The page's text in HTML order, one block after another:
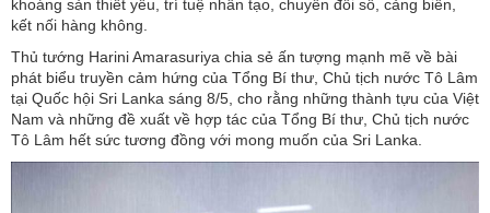
khoáng sản thiết yếu, trí tuệ nhân tạo, chuyển đổi số, cảng biển,
kết nối hàng không.
Thủ tướng Harini Amarasuriya chia sẻ ấn tượng mạnh mẽ về bài
phát biểu truyền cảm hứng của Tổng Bí thư, Chủ tịch nước Tô Lâm
tại Quốc hội Sri Lanka sáng 8/5, cho rằng những thành tựu của Việt
Nam và những đề xuất về hợp tác của Tổng Bí thư, Chủ tịch nước
Tô Lâm hết sức tương đồng với mong muốn của Sri Lanka.